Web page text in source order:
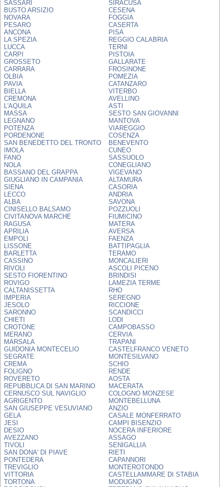
SASSARI
SIRACUSA
BUSTO ARSIZIO
CESENA
NOVARA
FOGGIA
PESARO
CASERTA
ANCONA
PISA
LA SPEZIA
REGGIO CALABRIA
LUCCA
TERNI
CARPI
PISTOIA
GROSSETO
GALLARATE
CARRARA
FROSINONE
OLBIA
POMEZIA
PAVIA
CATANZARO
BIELLA
VITERBO
CREMONA
AVELLINO
L'AQUILA
ASTI
MASSA
SESTO SAN GIOVANNI
LEGNANO
MANTOVA
POTENZA
VIAREGGIO
PORDENONE
COSENZA
SAN BENEDETTO DEL TRONTO
BENEVENTO
IMOLA
CUNEO
FANO
SASSUOLO
NOLA
CONEGLIANO
BASSANO DEL GRAPPA
VIGEVANO
GIUGLIANO IN CAMPANIA
ALTAMURA
SIENA
CASORIA
LECCO
ANDRIA
ALBA
SAVONA
CINISELLO BALSAMO
POZZUOLI
CIVITANOVA MARCHE
FIUMICINO
RAGUSA
MATERA
APRILIA
AVERSA
EMPOLI
FAENZA
LISSONE
BATTIPAGLIA
BARLETTA
TERAMO
CASSINO
MONCALIERI
RIVOLI
ASCOLI PICENO
SESTO FIORENTINO
BRINDISI
ROVIGO
LAMEZIA TERME
CALTANISSETTA
RHO
IMPERIA
SEREGNO
JESOLO
RICCIONE
SARONNO
SCANDICCI
CHIETI
LODI
CROTONE
CAMPOBASSO
MERANO
CERVIA
MARSALA
TRAPANI
GUIDONIA MONTECELIO
CASTELFRANCO VENETO
SEGRATE
MONTESILVANO
CREMA
SCHIO
FOLIGNO
RENDE
ROVERETO
AOSTA
REPUBBLICA DI SAN MARINO
MACERATA
CERNUSCO SUL NAVIGLIO
COLOGNO MONZESE
AGRIGENTO
MONTEBELLUNA
SAN GIUSEPPE VESUVIANO
ANZIO
GELA
CASALE MONFERRATO
JESI
CAMPI BISENZIO
DESIO
NOCERA INFERIORE
AVEZZANO
ASSAGO
TIVOLI
SENIGALLIA
SAN DONA' DI PIAVE
RIETI
PONTEDERA
CAPANNORI
TREVIGLIO
MONTEROTONDO
VITTORIA
CASTELLAMMARE DI STABIA
TORTONA
MODUGNO